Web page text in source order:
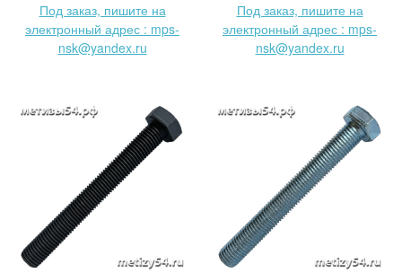
Под заказ, пишите на
электронный адрес : mps-
nsk@yandex.ru
Под заказ, пишите на
электронный адрес : mps-
nsk@yandex.ru